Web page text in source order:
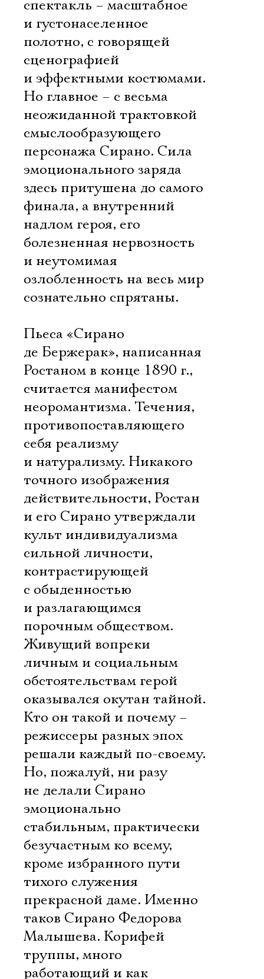
спектакль – масштабное
и густонаселенное
полотно, с говорящей
сценографией
и эффектными костюмами.
Но главное – с весьма
неожиданной трактовкой
смыслообразующего
персонажа Сирано. Сила
эмоционального заряда
здесь притушена до самого
финала, а внутренний
надлом героя, его
болезненная нервозность
и неутомимая
озлобленность на весь мир
сознательно спрятаны.
Пьеса «Сирано
де Бержерак», написанная
Ростаном в конце 1890 г.,
считается манифестом
неоромантизма. Течения,
противопоставляющего
себя реализму
и натурализму. Никакого
точного изображения
действительности, Ростан
и его Сирано утверждали
культ индивидуализма
сильной личности,
контрастирующей
с обыденностью
и разлагающимся
порочным обществом.
Живущий вопреки
личным и социальным
обстоятельствам герой
оказывался окутан тайной.
Кто он такой и почему –
режиссеры разных эпох
решали каждый по-своему.
Но, пожалуй, ни разу
не делали Сирано
эмоционально
стабильным, практически
безучастным ко всему,
кроме избранного пути
тихого служения
прекрасной даме. Именно
таков Сирано Федорова
Малышева. Корифей
труппы, много
работающий и как